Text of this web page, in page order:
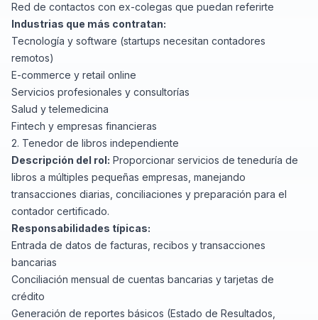
Red de contactos con ex-colegas que puedan referirte
Industrias que más contratan:
Tecnología y software (startups necesitan contadores
remotos)
E-commerce y retail online
Servicios profesionales y consultorías
Salud y telemedicina
Fintech y empresas financieras
2. Tenedor de libros independiente
Descripción del rol: Proporcionar servicios de teneduría de
libros a múltiples pequeñas empresas, manejando
transacciones diarias, conciliaciones y preparación para el
contador certificado.
Responsabilidades típicas:
Entrada de datos de facturas, recibos y transacciones
bancarias
Conciliación mensual de cuentas bancarias y tarjetas de
crédito
Generación de reportes básicos (Estado de Resultados,